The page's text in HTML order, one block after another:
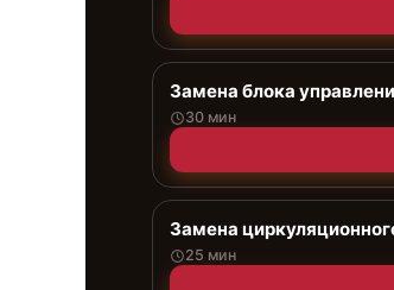
Замена блока
30 мин
Замена
25 мин